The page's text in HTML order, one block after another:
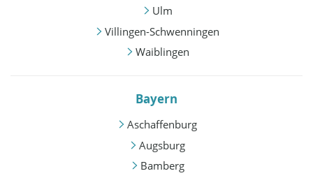
Ulm
Villingen-Schwenningen
Waiblingen
Bayern
Aschaffenburg
Augsburg
Bamberg